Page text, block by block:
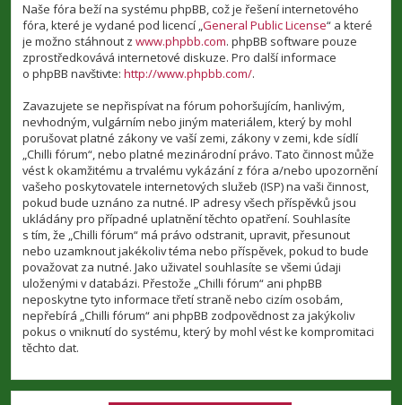
Naše fóra beží na systému phpBB, což je řešení internetového
fóra, které je vydané pod licencí „General Public License“ a které
je možno stáhnout z www.phpbb.com. phpBB software pouze
zprostředkovává internetové diskuze. Pro další informace
o phpBB navštivte: http://www.phpbb.com/.
Zavazujete se nepřispívat na fórum pohoršujícím, hanlivým,
nevhodným, vulgárním nebo jiným materiálem, který by mohl
porušovat platné zákony ve vaší zemi, zákony v zemi, kde sídlí
„Chilli fórum“, nebo platné mezinárodní právo. Tato činnost může
vést k okamžitému a trvalému vykázání z fóra a/nebo upozornění
vašeho poskytovatele internetových služeb (ISP) na vaši činnost,
pokud bude uznáno za nutné. IP adresy všech příspěvků jsou
ukládány pro případné uplatnění těchto opatření. Souhlasíte
s tím, že „Chilli fórum“ má právo odstranit, upravit, přesunout
nebo uzamknout jakékoliv téma nebo příspěvek, pokud to bude
považovat za nutné. Jako uživatel souhlasíte se všemi údaji
uloženými v databázi. Přestože „Chilli fórum“ ani phpBB
neposkytne tyto informace třetí straně nebo cizím osobám,
nepřebírá „Chilli fórum“ ani phpBB zodpovědnost za jakýkoliv
pokus o vniknutí do systému, který by mohl vést ke kompromitaci
těchto dat.